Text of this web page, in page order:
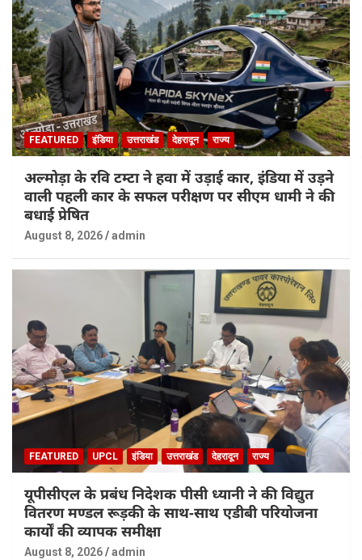
FEATURED इंडिया उत्तराखंड देहरादून राज्य
अल्मोड़ा के रवि टम्टा ने हवा में उड़ाई कार, इंडिया में उड़ने
वाली पहली कार के सफल परीक्षण पर सीएम धामी ने की
बधाई प्रेषित
August 8, 2026 admin
FEATURED UPCL इंडिया उत्तराखंड देहरादून राज्य
यूपीसीएल के प्रबंध निदेशक पीसी ध्यानी ने की विद्युत
वितरण मण्डल रूड़की के साथ-साथ एडीबी परियोजना
कार्यों की व्यापक समीक्षा
August 8, 2026 admin